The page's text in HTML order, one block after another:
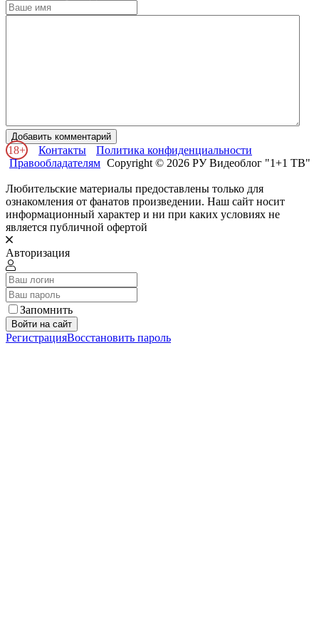
Добавить комментарий
18+ Контакты
Политика конфиденциальности
Правообладателям Copyright © 2026 РУ Видеоблог "1+1 ТВ"
Любительские материалы предоставлены только для
ознакомления от фанатов произведении. Наш сайт носит
информационный характер и ни при каких условиях не
является публичной офертой
Авторизация
Запомнить
Войти на сайт
РегистрацияВосстановить пароль